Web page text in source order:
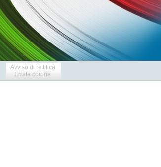
Avviso di rettifica
Errata corrige